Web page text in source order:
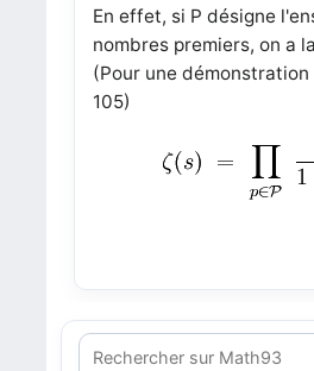
En effet, si P désigne
nombres premiers, on a
(Pour une
105)